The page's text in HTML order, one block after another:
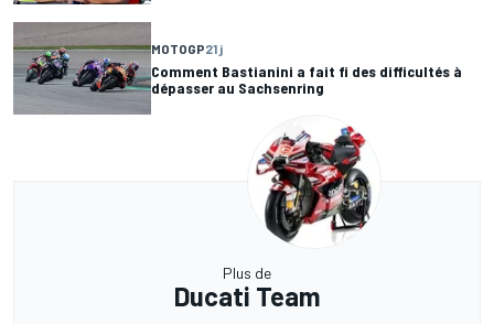
MOTOGP21 j
Comment Bastianini a fait fi des difficultés à
dépasser au Sachsenring
Plus de
Ducati Team